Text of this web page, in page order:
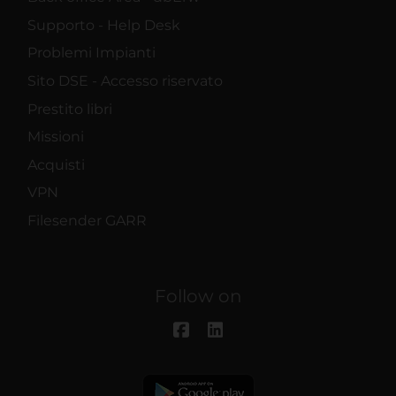
Supporto - Help Desk
Problemi Impianti
Sito DSE - Accesso riservato
Prestito libri
Missioni
Acquisti
VPN
Filesender GARR
Follow on